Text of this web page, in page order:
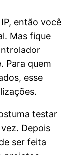
então você
Mas fique
Para quem
esse
testar
Depois
ser feita